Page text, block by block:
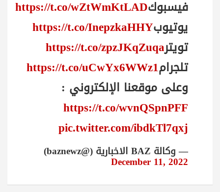
فيسبوكhttps://t.co/wZtWmKtLAD
يوتيوبhttps://t.co/InepzkaHHY
تويترhttps://t.co/zpzJKqZuqa
تلجرامhttps://t.co/uCwYx6WWz1
وعلى موقعنا الإلكتروني :
https://t.co/wvnQSpnPFF
pic.twitter.com/ibdkTl7qxj
— وكالة BAZ الاخبارية (@baznewz)
December 11, 2022